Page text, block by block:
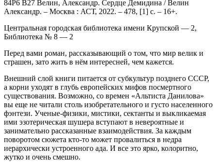
84Р6 В27 Велин, Александр. Сердце Демидина / Велин
Александр. – Москва : АСТ, 2022. – 478, [1] с. – 16+.
Центральная городская библиотека имени Крупской — 2,
Библиотека № 8 — 2
Перед вами роман, рассказывающий о том, что мир велик и
страшен, зато жить в нём интересней, чем кажется.
Внешний слой книги питается от субкультур позднего СССР,
а корни уходят в глубь европейских мифов посмертного
существования. Возможно, со времен «Альтиста Данилова»
вы еще не читали столь изобретательного и густо населенного
фэнтези. Ученые-физики, мистики, сектанты и выкликаемая
ими эзотерическая шушера вступают в невероятные и
занимательно рассказанные взаимодействия. За каждым
поворотом сюжета кто-то может провалиться в недра
иерархически устроенного ада. И все это ярко, колоритно,
жутко и очень смешно.